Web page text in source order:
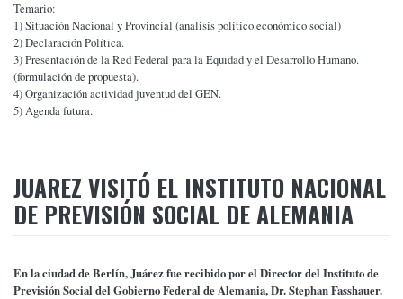
Temario:
1) Situación Nacional y Provincial (analisis politico económico social)
2) Declaración Política.
3) Presentación de la Red Federal para la Equidad y el Desarrollo Humano.
(formulación de propuesta).
4) Organización actividad juventud del GEN.
5) Agenda futura.
JUAREZ VISITÓ EL INSTITUTO NACIONAL
DE PREVISIÓN SOCIAL DE ALEMANIA
En la ciudad de Berlín, Juárez fue recibido por el Director del Instituto de
Previsión Social del Gobierno Federal de Alemania, Dr. Stephan Fasshauer.